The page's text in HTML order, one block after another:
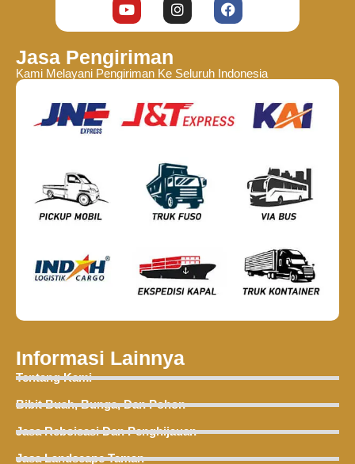
Jasa Pengiriman
Kami Melayani Pengiriman Ke Seluruh Indonesia
Informasi Lainnya
Tentang Kami
Bibit Buah, Bunga, Dan Pohon
Jasa Reboisasi Dan Penghijauan
Jasa Landscape Taman